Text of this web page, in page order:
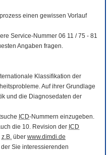
einen gewissen Vorlauf
Service-Nummer 06 11 / 75 - 81
Angaben fragen.
Klassifikation der
Auf ihrer Grundlage
und die Diagnosedaten der
ICD-Nummern einzugeben.
die 10. Revision der ICD
z.B. über www.dimdi.de
Sie interessierenden